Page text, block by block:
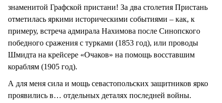
знаменитой Графской пристани! За два столетия Пристань
отметилась яркими историческими событиями – как, к
примеру, встреча адмирала Нахимова после Синопского
победного сражения с турками (1853 год), или проводы
Шмидта на крейсере «Очаков» на помощь восставшим
кораблям (1905 год).
А для меня сила и мощь севастопольских защитников ярко
проявились в… отдельных деталях последней войны.